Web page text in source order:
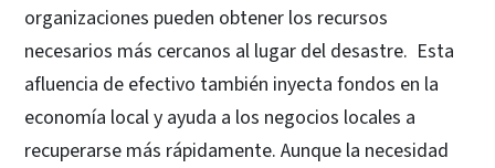
organizaciones pueden obtener los recursos
necesarios más cercanos al lugar del desastre. Esta
afluencia de efectivo también inyecta fondos en la
economía local y ayuda a los negocios locales a
recuperarse más rápidamente. Aunque la necesidad